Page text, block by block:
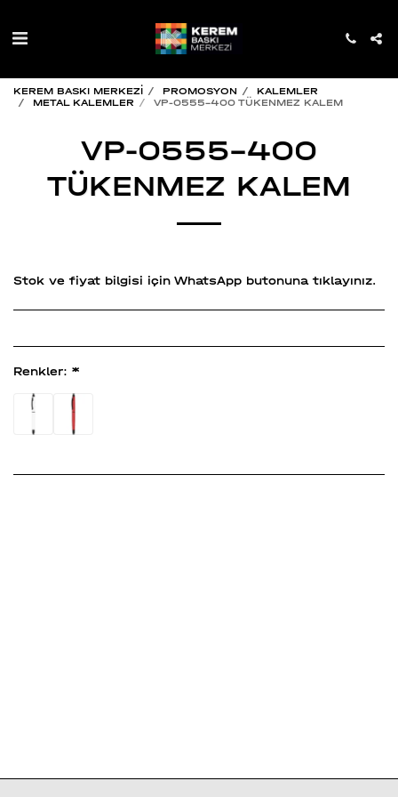
KEREM BASKI MERKEZİ PROMOSYON
KALEMLER
METAL KALEMLER
VP-0555-400 TÜKENMEZ KALEM
VP-0555-400
TÜKENMEZ KALEM
Stok ve fiyat bilgisi için WhatsApp butonuna tıklayınız.
Renkler: *